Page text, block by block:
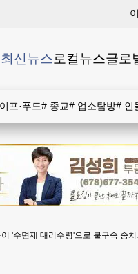
최신뉴스로컬뉴스글로
프·푸드# 종교# 업소탐방# 인
'수면제 대리수령'으로 불구속 송